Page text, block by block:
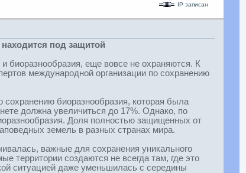
IP записан
под защитой
биоразнообразия, еще вовсе не охраняются. К
международной организации по сохранению
биоразнообразия, которая была
должна увеличиться до 17%. Однако, по
Доля полностью защищенных от
земель в разных странах мира.
важные для сохранения уникального
территории создаются не всегда там, где это
ситуацией даже уменьшилась с середины